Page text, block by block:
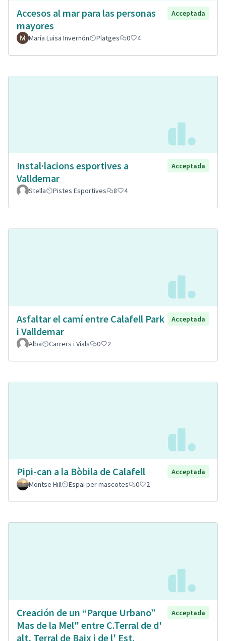
Accesos al mar para las personas
mayores
Acceptada
María Luisa Invernón Platges 0 4
Instal·lacions esportives a
Valldemar
Acceptada
Stella Pistes Esportives 8 4
Asfaltar el camí entre Calafell Park
i Valldemar
Acceptada
Alba Carrers i Vials 0 2
Pipi-can a la Bòbila de Calafell
Acceptada
Montse Hill
Espai per mascotes 0 2
Creación de un “Parque Urbano”
Mas de la Mel" entre C.Terral de d'
alt, Terral de Baix i de l' Est.
Acceptada